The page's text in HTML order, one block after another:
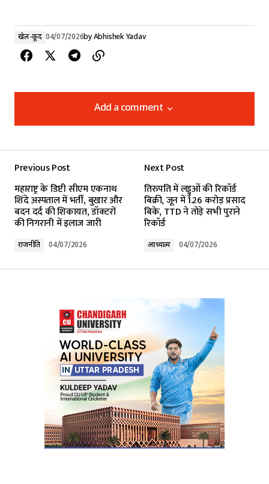
खेल-कूद 04/07/2026byAbhishek Yadav
Add a comment
Add a comment
Required fields are marked*
Comment*
Your E-mail*
Submit Comment
Previous Post
महाराष्ट्र के डिप्टी सीएम एकनाथ
शिंदे अस्पताल में भर्ती, बुखार और
बदन दर्द की शिकायत, डॉक्टरों
की निगरानी में इलाज जारी
राजनीति 04/07/2026
Next Post
तिरुपति में लड्डुओं की रिकॉर्ड
बिक्री, जून में 1.26 करोड़ प्रसाद
बिके, TTD ने तोड़े सभी पुराने
रिकॉर्ड
आध्यात्म 04/07/2026